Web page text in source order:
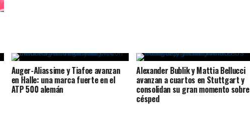
Auger-Aliassime y Tiafoe avanzan
en Halle: una marca fuerte en el
ATP 500 alemán
Alexander Bublik y Mattia Bellucci
avanzan a cuartos en Stuttgart y
consolidan su gran momento sobre
césped